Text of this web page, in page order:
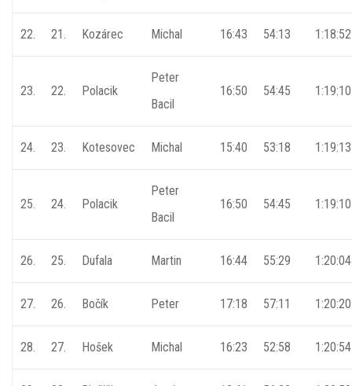
22. 21. Kozárec Michal 16:43 54:13 1:18:52
23. 22. Polacik
Peter
Bacil
16:50 54:45 1:19:10
24. 23. Kotesovec Michal 15:40 53:18 1:19:13
25. 24. Polacik
Peter
Bacil
16:50 54:45 1:19:10
26. 25. Dufala Martin 16:44 55:29 1:20:04
27. 26. Bočík Peter 17:18 57:11 1:20:20
28. 27. Hošek Michal 16:23 52:58 1:20:54